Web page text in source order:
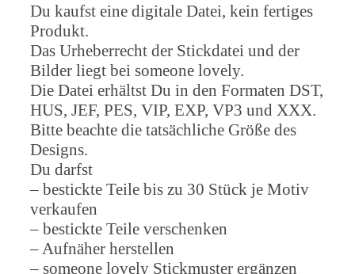
Du kaufst eine digitale Datei, kein fertiges
Produkt.
Das Urheberrecht der Stickdatei und der
Bilder liegt bei someone lovely.
Die Datei erhältst Du in den Formaten DST,
HUS, JEF, PES, VIP, EXP, VP3 und XXX.
Bitte beachte die tatsächliche Größe des
Designs.
Du darfst
– bestickte Teile bis zu 30 Stück je Motiv
verkaufen
– bestickte Teile verschenken
– Aufnäher herstellen
– someone lovely Stickmuster ergänzen